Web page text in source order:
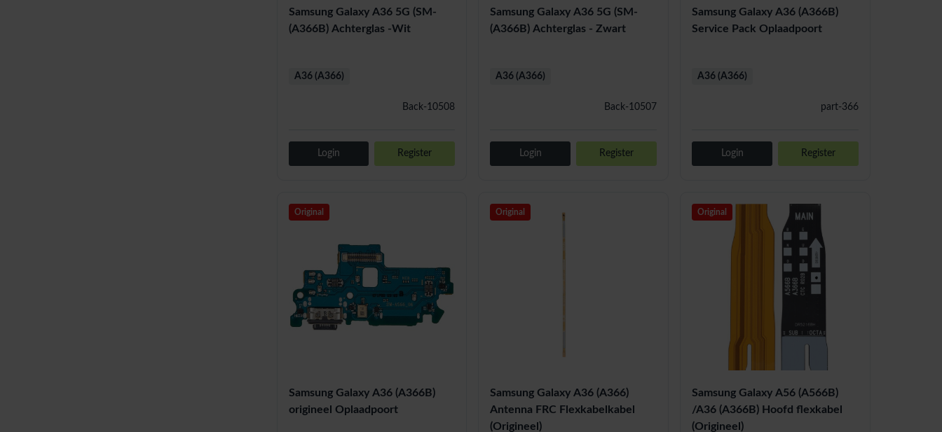
Samsung Galaxy A36 5G (SM-
(A366B) Achterglas -Wit
Back-10508
A36 (A366)
Login Register
Samsung Galaxy A36 5G (SM-
(A366B) Achterglas - Zwart
Back-10507
A36 (A366)
Login Register
Samsung Galaxy A36 (A366B)
Service Pack Oplaadpoort
part-366
A36 (A366)
Login Register
Original
Samsung Galaxy A36 (A366B)
origineel Oplaadpoort
Original
Samsung Galaxy A36 (A366)
Antenna FRC Flexkabelkabel
(Origineel)
Original
Samsung Galaxy A56 (A566B)
/A36 (A366B) Hoofd flexkabel
(Origineel)